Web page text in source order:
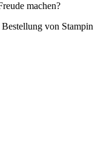
machen?
von Stampin